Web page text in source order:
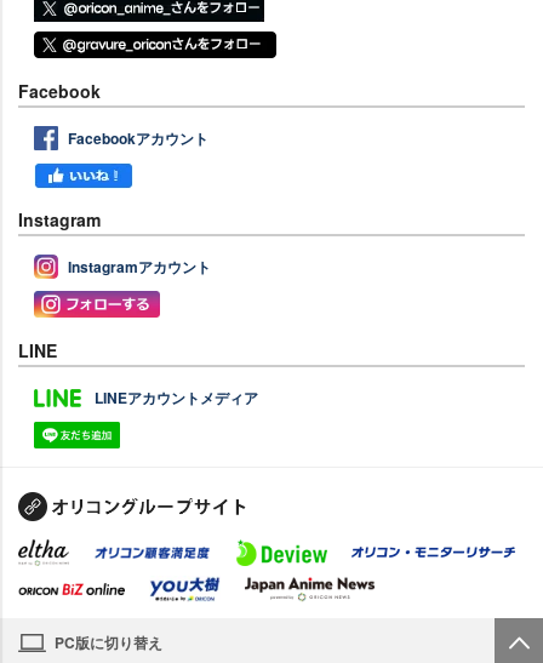
Facebook
Facebookアカウント
Instagram
Instagramアカウント
LINE
LINEアカウントメディア
PC版に切り替え